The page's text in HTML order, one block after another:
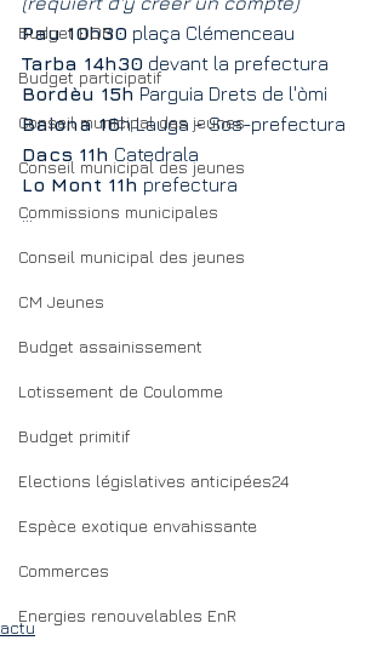
Budget DOB
Budget participatif
Conseil municipal des jeunes
Conseil municipal des jeunes
Commissions municipales
Conseil municipal des jeunes
CM Jeunes
Budget assainissement
Lotissement de Coulomme
Budget primitif
Elections législatives anticipées24
Espèce exotique envahissante
Commerces
Energies renouvelables EnR
Pau 10h30 plaça Clémenceau
Tarba 14h30 devant la prefectura
Bordèu 15h Parguia Drets de l'òmi
Baiona 16h Lauga - Sos-prefectura
Dacs 11h Catedrala
Lo Mont 11h prefectura
...
actu